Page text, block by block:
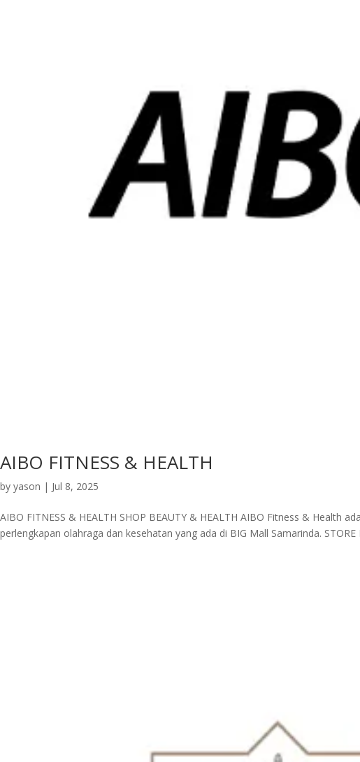
AIBO FITNESS & HEALTH
by yason | Jul 8, 2025
AIBO FITNESS & HEALTH SHOP BEAUTY & HEALTH AIBO Fitness & Health
perlengkapan olahraga dan kesehatan yang ada di BIG Mall Samarinda. STORE